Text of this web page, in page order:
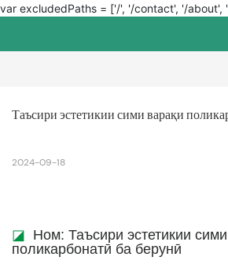
var excludedPaths = ['/', '/contact', '/
Таъсири эстетикии сими варақи
2024-09-18
◪ Ном: Таъсири эстетикии
поликарбонатӣ ба берунӣ